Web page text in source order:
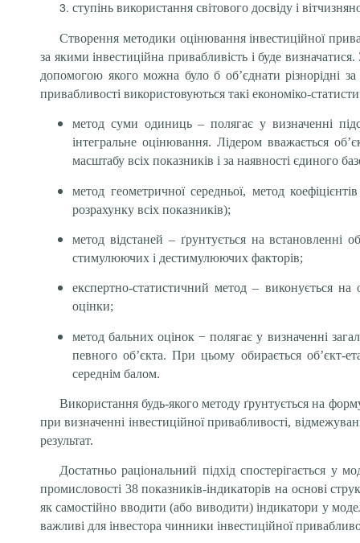
ступінь використання світового досвіду і
Створення методики оцінювання інвестиційної
за якими інвестиційна привабливість і буде
допомогою якого можна було б об’єднати різнорідні
привабливості використовуються такі економіко-
метод суми одиниць – полягає у визначенні
інтегральне оцінювання. Лідером вважається
масштабу всіх показників і за наявності єдиного
метод геометричної середньої, метод
розрахунку всіх показників);
метод відстаней – ґрунтується на встановленні
стимулюючих і дестимулюючих факторів;
експертно-статистичний метод – виконується на
оцінки;
метод бальних оцінок − полягає у визначенні
певного об’єкта. При цьому обирається
середнім балом.
Використання будь-якого методу ґрунтується на
при визначенні інвестиційної привабливості,
результат.
Достатньо раціональний підхід спостерігається у
промисловості 38 показників-індикаторів на основі
як самостійно вводити (або виводити) індикатори у
важливі для інвестора чинники інвестиційної